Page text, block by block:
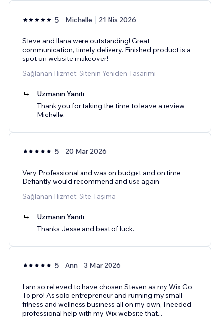
5 Michelle 21 Nis 2026
Steve and Ilana were outstanding! Great
communication, timely delivery. Finished product is a
spot on website makeover!
Sağlanan Hizmet: Sitenin Yeniden Tasarımı
Uzmanın Yanıtı
Thank you for taking the time to leave a review
Michelle.
5 20 Mar 2026
Very Professional and was on budget and on time
Defiantly would recommend and use again
Sağlanan Hizmet: Site Taşıma
Uzmanın Yanıtı
Thanks Jesse and best of luck.
5 Ann 3 Mar 2026
I am so relieved to have chosen Steven as my Wix Go
To pro! As solo entrepreneur and running my small
fitness and wellness business all on my own, I needed
professional help with my Wix website that...